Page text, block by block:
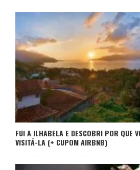
FUI A ILHABELA E DESCOBRI POR QUE
VISITÁ-LA (+ CUPOM AIRBNB)